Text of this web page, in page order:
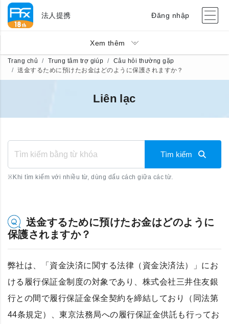
法人提携 Đăng nhập
Xem thêm
Trang chủ Trung tâm trợ giúp
Câu hỏi thường gặp
送金するために預けたお金はどのように保護されますか？
Liên lạc
Tìm kiếm
※Khi tìm kiếm với nhiều từ, dùng dấu cách giữa các từ.
送金するために預けたお金はどのように
保護されますか？
弊社は、「資金決済に関する法律（資金決済法）」にお
ける履行保証金制度の対象であり、株式会社三井住友銀
行との間で履行保証金保全契約を締結しており（同法第
44条規定）、東京法務局への履行保証金供託も行ってお